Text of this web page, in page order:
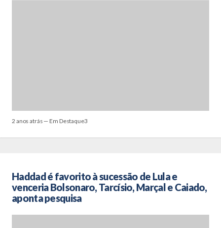
2 anos atrás — Em Destaque3
Haddad é favorito à sucessão de Lula e
venceria Bolsonaro, Tarcísio, Marçal e Caiado,
aponta pesquisa